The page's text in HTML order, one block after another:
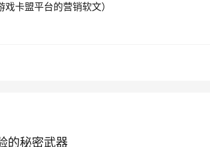
卡盟平台的营销软文）
的秘密武器